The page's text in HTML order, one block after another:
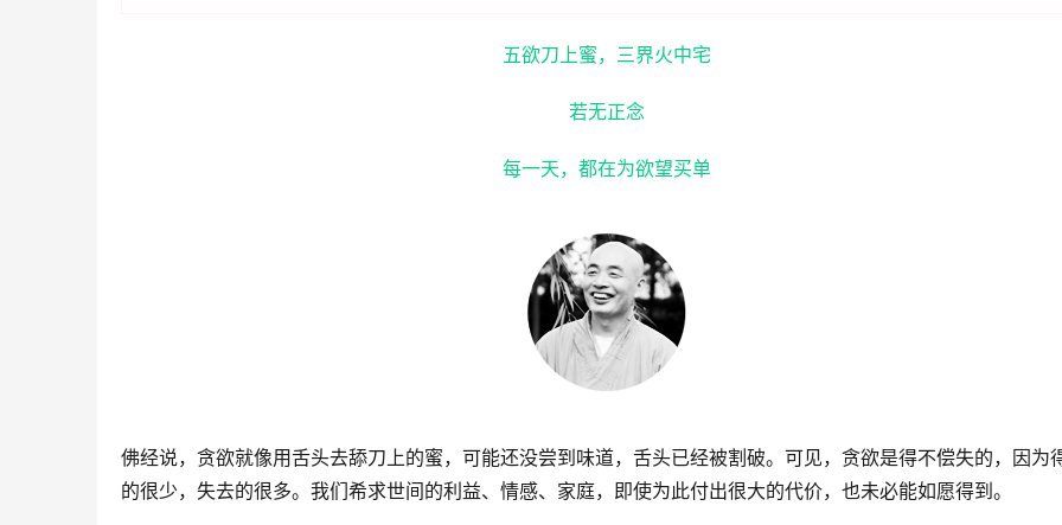
五欲刀上蜜，三界火中宅
若无正念
每一天，都在为欲望买单
佛经说，贪欲就像用舌头去舔刀上的蜜，可能还没尝到味道，舌头已经被割破。可见，贪欲是得不偿失的，因为
的很少，失去的很多。我们希求世间的利益、情感、家庭，即使为此付出很大的代价，也未必能如愿得到。